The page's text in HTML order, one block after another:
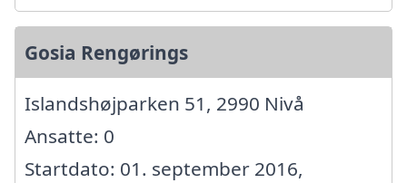
Gosia Rengørings
Islandshøjparken 51, 2990 Nivå
Ansatte: 0
Startdato: 01. september 2016,